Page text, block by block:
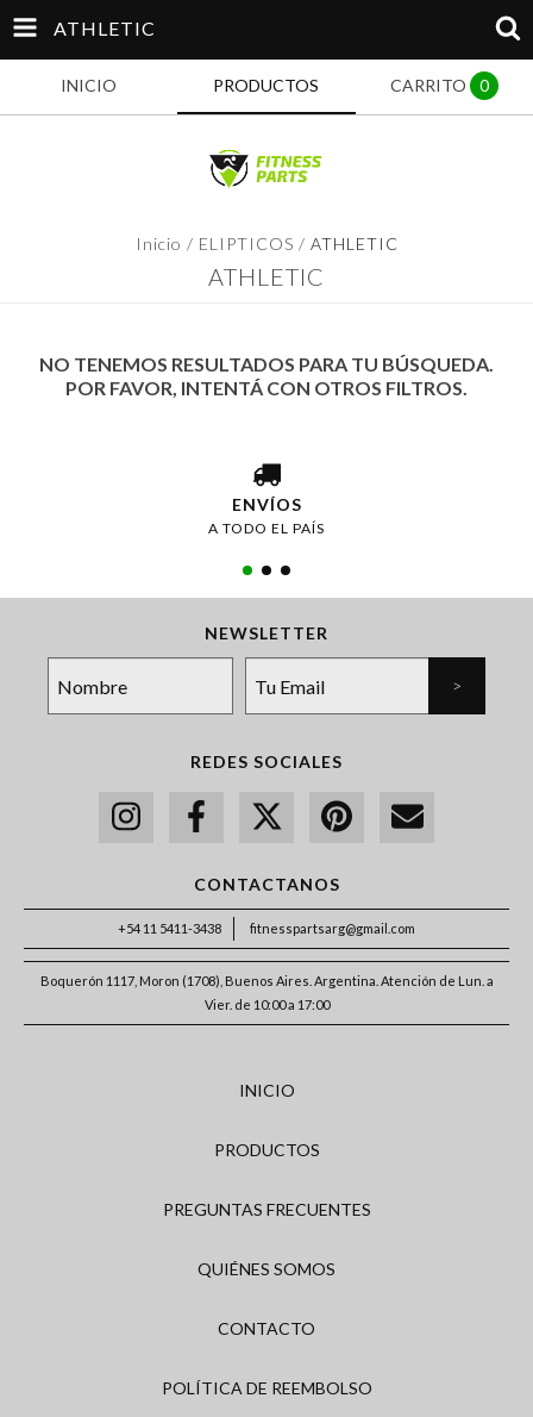
ATHLETIC
INICIO PRODUCTOS CARRITO 0
Inicio / ELIPTICOS / ATHLETIC
ATHLETIC
NO TENEMOS RESULTADOS PARA TU BÚSQUEDA.
POR FAVOR, INTENTÁ CON OTROS FILTROS.
ENVÍOS
A TODO EL PAÍS
NEWSLETTER
REDES SOCIALES
CONTACTANOS
+54 11 5411-3438 fitnesspartsarg@gmail.com
Boquerón 1117, Moron (1708), Buenos Aires. Argentina. Atención de Lun. a
Vier. de 10:00 a 17:00
INICIO
PRODUCTOS
PREGUNTAS FRECUENTES
QUIÉNES SOMOS
CONTACTO
POLÍTICA DE REEMBOLSO